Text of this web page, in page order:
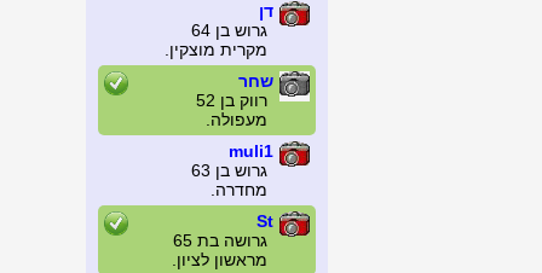
דן
גרוש בן 64
מקרית מוצקין.
שחר
רווק בן 52
מעפולה.
muli1
גרוש בן 63
מחדרה.
St
גרושה בת 65
מראשון לציון.